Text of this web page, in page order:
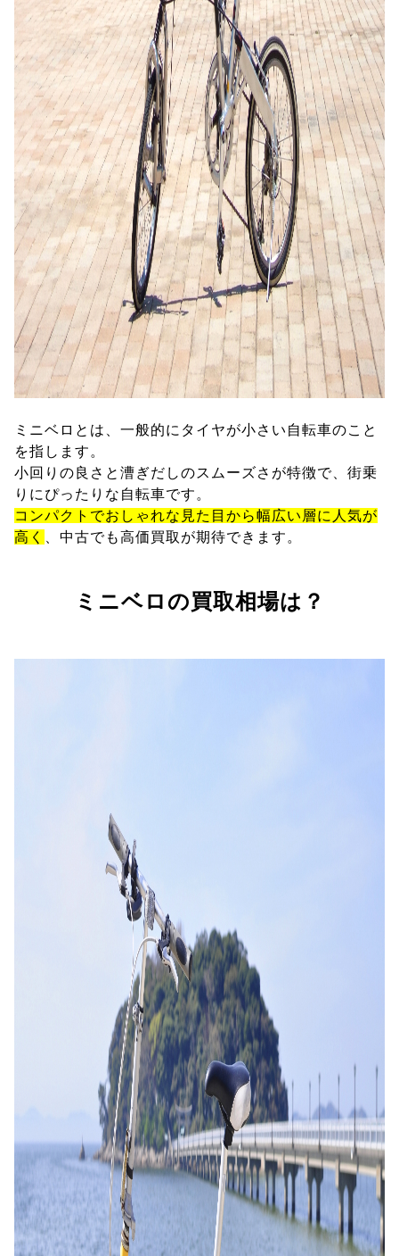
ミニベロとは、一般的にタイヤが小さい自転車のこと
を指します。
小回りの良さと漕ぎだしのスムーズさが特徴で、街乗
りにぴったりな自転車です。
コンパクトでおしゃれな見た目から幅広い層に人気が
高く
、中古でも高価買取が期待できます。
ミニベロの買取相場は？